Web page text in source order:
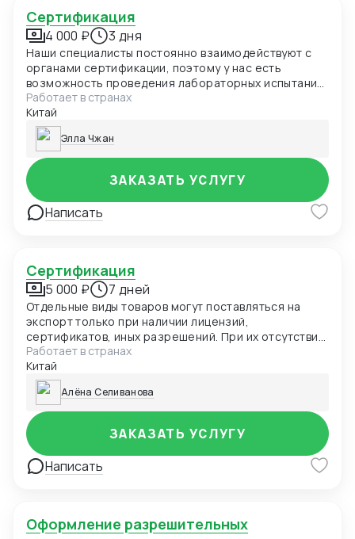
Сертификация
4 000 ₽ 3 дня
Наши специалисты постоянно взаимодействуют с
органами сертификации, поэтому у нас есть
возможность проведения лабораторных испытаний
и оформления документов в кратчайшие сроки.
Работает в странах
Китай
Элла Чжан
Написать
ЗАКАЗАТЬ УСЛУГУ
Сертификация
5 000 ₽ 7 дней
Отдельные виды товаров могут поставляться на
экспорт только при наличии лицензий,
сертификатов, иных разрешений. При их отсутствии
товар не пропустят таможенные органы России, а
нарушителя привлекут к ответственности. В
частности, разрешения нужны для вывоза
продукции двойного назначения, на товары под
фитосанитарным контролем
Работает в странах
Китай
Алёна Селиванова
Написать
ЗАКАЗАТЬ УСЛУГУ
Оформление разрешительных